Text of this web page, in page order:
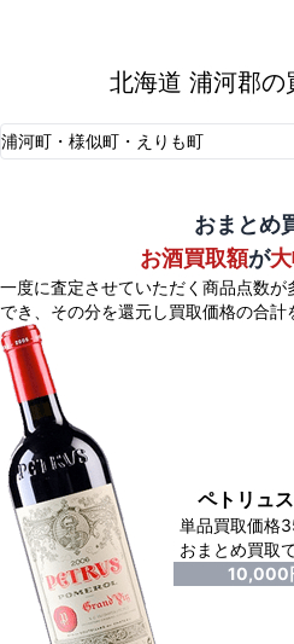
北海道 浦河郡の
浦河町・様似町・えりも町
おまとめ
お酒買取額が
一度に査定させていただく商品点数
でき、 その分を還元し買取価格の合計
ペトリュ
単品買取価格
おまとめ買取
10,000